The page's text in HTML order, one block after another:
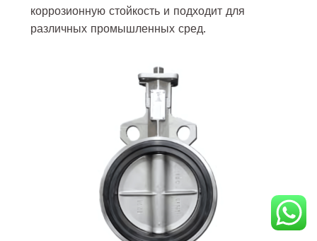
коррозионную стойкость и подходит для
различных промышленных сред.